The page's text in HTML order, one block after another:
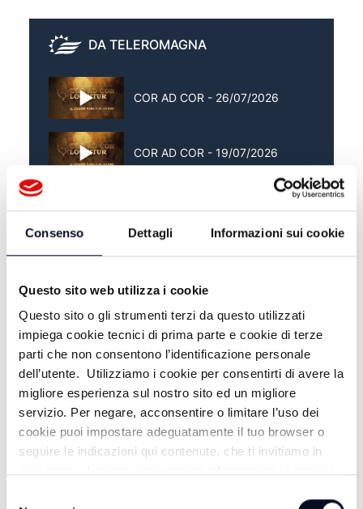
Consenso Dettagli Informazioni sui cookie
Questo sito web utilizza i cookie
Questo sito o gli strumenti terzi da questo utilizzati
impiega cookie tecnici di prima parte e cookie di terze
parti che non consentono l’identificazione personale
dell’utente. Utilizziamo i cookie per consentirti di avere la
migliore esperienza sul nostro sito ed un migliore
servizio. Per negare, acconsentire o limitare l’uso dei
cookie puoi impostare adeguatamente il tuo browser o
seguire le indicazioni qui contenute, che ti invitiamo in
DA TELEROMAGNA
COR AD COR - 26/07/2026
COR AD COR - 19/07/2026
COR AD COR - 12/07/2026
ALTRE NOTIZIE TUTTE LE NOTIZIE